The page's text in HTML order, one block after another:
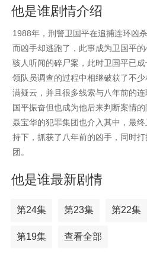
他是谁剧情介绍
1988年，刑警卫国平在追捕连环凶
而凶手却逃跑了，此事成为卫国平
骇人听闻的碎尸案，此时卫国平已
领队员调查的过程中相继破获了不
满疑云，并且很多线索与八年前的
国平振奋但也成为他后来判断案情
聂宝华的犯罪集团也介入其中，最
持下，抓获了八年前的凶手，同时
团。
他是谁最新剧情
第24集 第23集 第22集
第19集 查看全部